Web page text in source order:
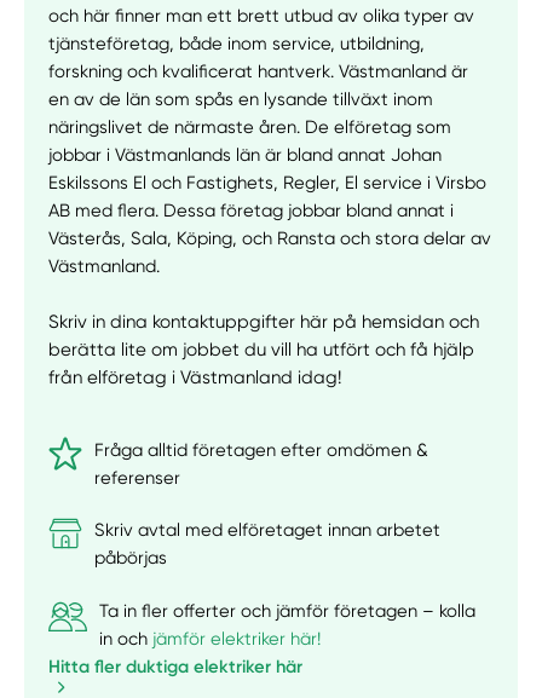
och här finner man ett brett utbud av olika typer av
tjänsteföretag, både inom service, utbildning,
forskning och kvalificerat hantverk. Västmanland är
en av de län som spås en lysande tillväxt inom
näringslivet de närmaste åren. De elföretag som
jobbar i Västmanlands län är bland annat Johan
Eskilssons El och Fastighets, Regler, El service i Virsbo
AB med flera. Dessa företag jobbar bland annat i
Västerås, Sala, Köping, och Ransta och stora delar av
Västmanland.
Skriv in dina kontaktuppgifter här på hemsidan och
berätta lite om jobbet du vill ha utfört och få hjälp
från elföretag i Västmanland idag!
Fråga alltid företagen efter omdömen &
referenser
Skriv avtal med elföretaget innan arbetet
påbörjas
Ta in fler offerter och jämför företagen – kolla
in och jämför elektriker här!
Hitta fler duktiga elektriker här